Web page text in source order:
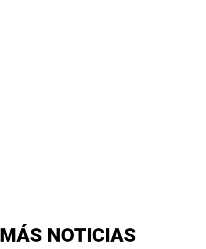
MÁS NOTICIAS